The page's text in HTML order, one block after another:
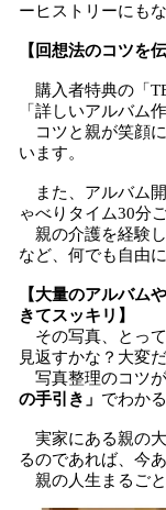
ーヒストリーにも
【回想法のコツを
購入者特典の「
「詳しいアルバム
コツと親が笑顔
います。
また、アルバム
ゃべりタイム30分
親の介護を経験
など、何でも自由
【大量のアルバム
きてスッキリ】
その写真、とって
見返すかな？大変
写真整理のコツ
の手引き」 でわかる
実家にある親の
るのであれば、今
親の人生まるごと